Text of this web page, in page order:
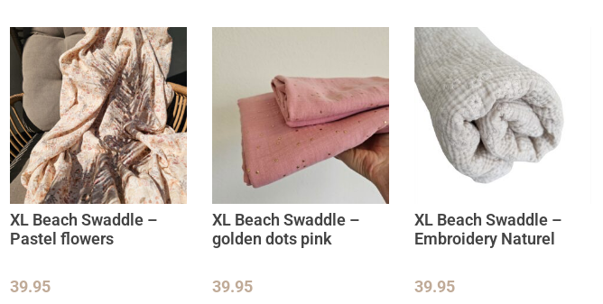
XL Beach Swaddle –
Pastel flowers
39.95
XL Beach Swaddle –
golden dots pink
39.95
XL Beach Swaddle –
Embroidery Naturel
39.95